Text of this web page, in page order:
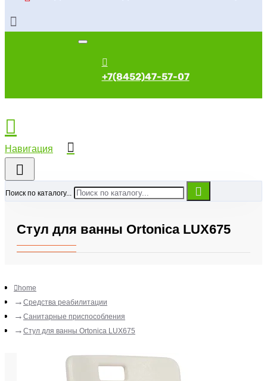
+7(8452)47-57-07
Поиск по каталогу...
Стул для ванны Ortonica LUX675
home
Средства реабилитации
Санитарные приспособления
Стул для ванны Ortonica LUX675